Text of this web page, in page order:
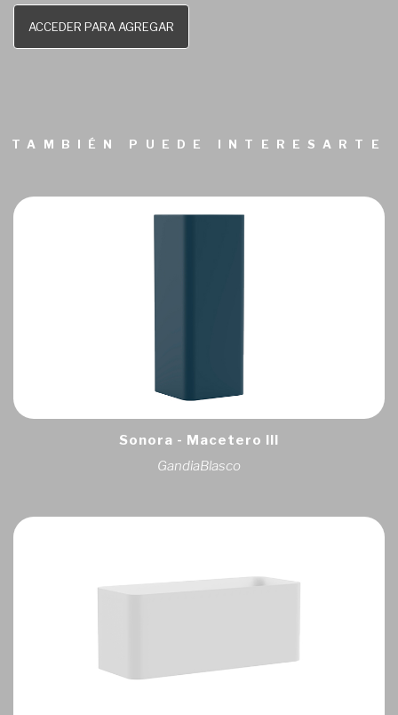
ACCEDER PARA AGREGAR
TAMBIÉN PUEDE INTERESARTE
Sonora - Macetero III
GandiaBlasco